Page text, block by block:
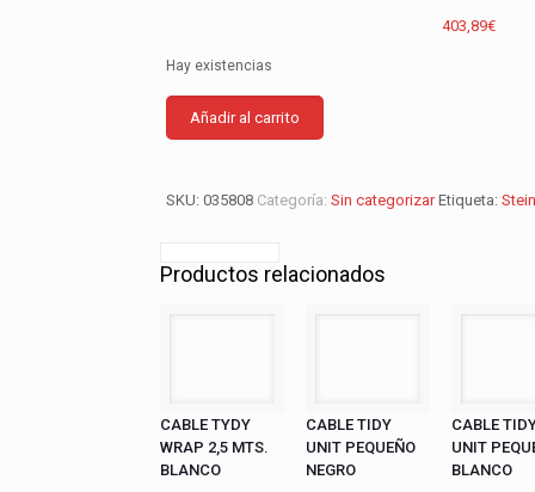
403,89€
Hay existencias
RS
PRO
KW
K
cantidad
Añadir al carrito
SKU:035808 Categoría:Sin categorizar Etiqueta:
Productos relacionados
CABLE TYDY
WRAP 2,5 MTS.
BLANCO
CABLE TIDY
UNIT PEQUEÑO
NEGRO
CABLE
UNIT
BLANCO